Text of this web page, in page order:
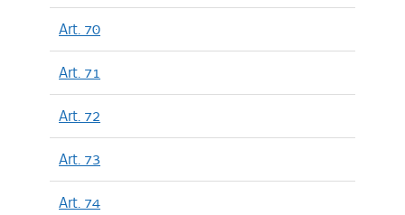
Art. 70
Art. 71
Art. 72
Art. 73
Art. 74